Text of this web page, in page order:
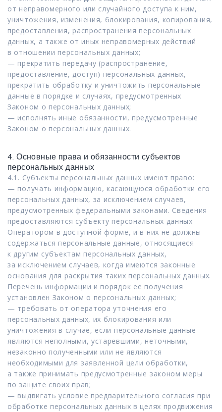
от неправомерного или случайного доступа к ним,
уничтожения, изменения, блокирования, копирования,
предоставления, распространения персональных
данных, а также от иных неправомерных действий
в отношении персональных данных;
— прекратить передачу (распространение,
предоставление, доступ) персональных данных,
прекратить обработку и уничтожить персональные
данные в порядке и случаях, предусмотренных
Законом о персональных данных;
— исполнять иные обязанности, предусмотренные
Законом о персональных данных.
4. Основные права и обязанности субъектов
персональных данных
4.1. Субъекты персональных данных имеют право:
— получать информацию, касающуюся обработки его
персональных данных, за исключением случаев,
предусмотренных федеральными законами. Сведения
предоставляются субъекту персональных данных
Оператором в доступной форме, и в них не должны
содержаться персональные данные, относящиеся
к другим субъектам персональных данных,
за исключением случаев, когда имеются законные
основания для раскрытия таких персональных данных.
Перечень информации и порядок ее получения
установлен Законом о персональных данных;
— требовать от оператора уточнения его
персональных данных, их блокирования или
уничтожения в случае, если персональные данные
являются неполными, устаревшими, неточными,
незаконно полученными или не являются
необходимыми для заявленной цели обработки,
а также принимать предусмотренные законом меры
по защите своих прав;
— выдвигать условие предварительного согласия при
обработке персональных данных в целях продвижения